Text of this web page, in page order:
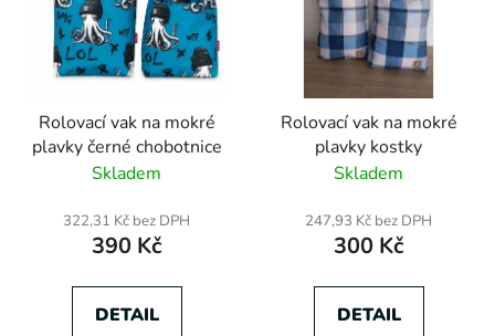
Rolovací vak na mokré
plavky černé chobotnice
Skladem
322,31 Kč bez DPH
390 Kč
DETAIL
Rolovací vak na mokré
plavky kostky
Skladem
247,93 Kč bez DPH
300 Kč
DETAIL